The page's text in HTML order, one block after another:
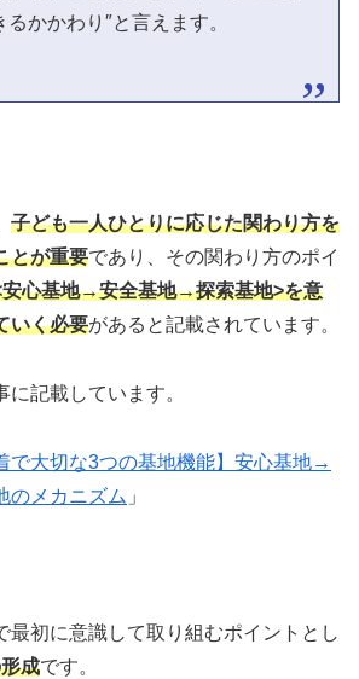
かかわり″と言えます。
子ども一人ひとりに応じた関わり方を
とが重要であり、その関わり方のポイ
安心基地→安全基地→探索基地>を意
いく必要があると記載されています。
記載しています。
で大切な3つの基地機能】安心基地→
のメカニズム 」
最初に意識して取り組むポイントとし
成です。